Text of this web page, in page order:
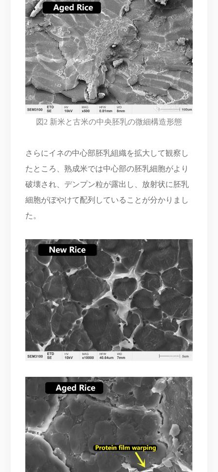
図2 新米と古米の中央胚乳の微細構造形態
さらにイネの中心部胚乳組織を拡大して観察し
たところ、熟成米では中心部の胚乳細胞がより
破壊され、デンプン粒が露出し、放射状に胚乳
細胞がぼやけて配列していることが分かりまし
た。